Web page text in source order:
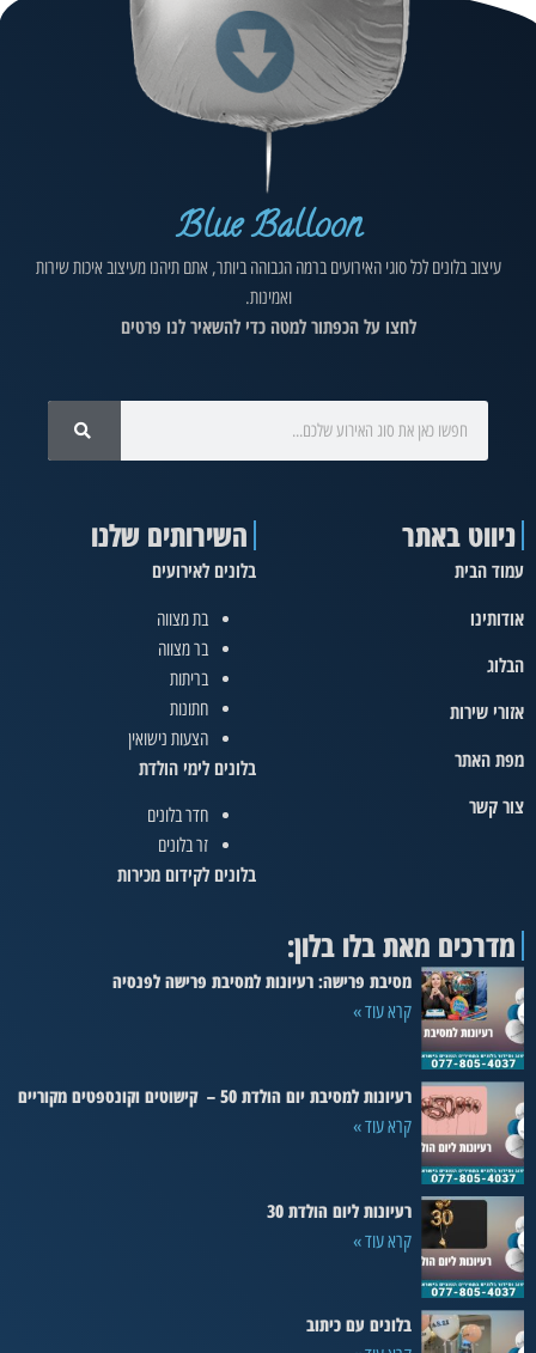
Blue Balloon
עיצוב בלונים לכל סוגי האירועים ברמה הגבוהה ביותר, אתם תיהנו מעיצוב איכות שירות
ואמינות.
לחצו על הכפתור למטה כדי להשאיר לנו פרטים
ניווט באתר
עמוד הבית
אודותינו
הבלוג
אזורי שירות
מפת האתר
צור קשר
השירותים שלנו
בלונים לאירועים
בת מצווה
בר מצווה
בריתות
חתונות
הצעות נישואין
בלונים לימי הולדת
חדר בלונים
זר בלונים
בלונים לקידום מכירות
מדרכים מאת בלו בלון:
מסיבת פרישה: רעיונות למסיבת פרישה לפנסיה
קרא עוד »
רעיונות למסיבת יום הולדת 50 – קישוטים וקונספטים מקוריים
קרא עוד »
רעיונות ליום הולדת 30
קרא עוד »
בלונים עם כיתוב